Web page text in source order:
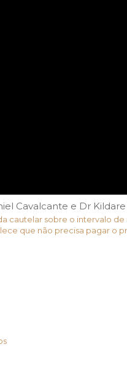
Cavalcante e Dr
cautelar sobre o intervalo
que não precisa pagar o